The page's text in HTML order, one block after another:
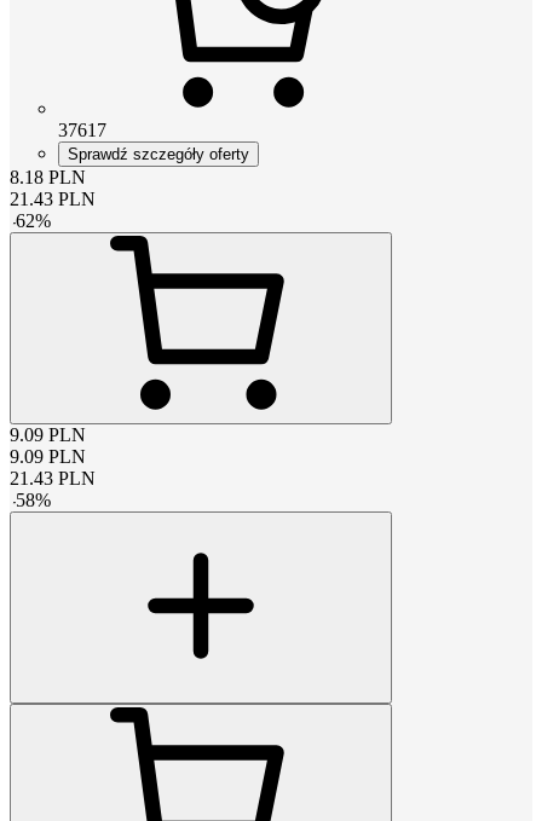
37617
Sprawdź szczegóły oferty
8.18 PLN
21.43 PLN
-62%
9.09 PLN
9.09 PLN
21.43 PLN
-58%